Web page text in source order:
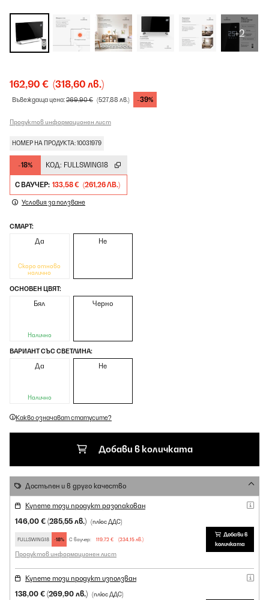
+2
162,90 € (318,60 лв.)
Въвеждаща цена:269,90 € (527,88 лв.) -39%
Продуктов информационен лист
НОМЕР НА ПРОДУКТА: 10031979
-18% КОД: FULLSWING18
С ВАУЧЕР: 133,58 € (261,26 ЛВ.)
Условия за ползване
СМАРТ:
Да
Скоро отново
налично
Не
ОСНОВЕН ЦВЯТ:
Бял
Налично
Черно
ВАРИАНТ СЪС СВЕТЛИНА:
Да
Налично
Не
Какво означават статусите?
Добави в количката
Достъпен и в друго качество
Купете този продукт разопакован
146,00 € (285,55 лв.) (плюс ДДС)
FULLSWING18 -18% С ваучер: 119,72 € (234,15 лв.)
Продуктов информационен лист
Добави в
количката
Купете този продукт използван
138,00 € (269,90 лв.) (плюс ДДС)